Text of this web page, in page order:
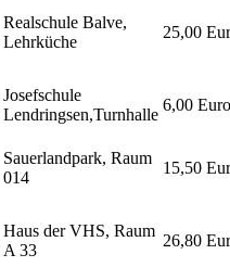
Realschule Balve,
Lehrküche
25,00
Josefschule
Lendringsen,Turnhalle
6,00 Euro
Sauerlandpark, Raum
014
15,50
Haus der VHS, Raum
A 33
26,80